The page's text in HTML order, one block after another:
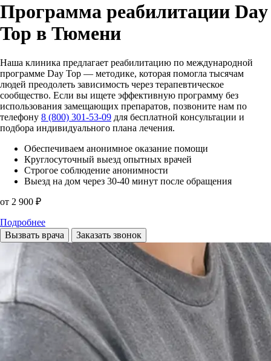
Программа реабилитации Day
Top в Тюмени
Наша клиника предлагает реабилитацию по международной
программе Day Top — методике, которая помогла тысячам
людей преодолеть зависимость через терапевтическое
сообщество. Если вы ищете эффективную программу без
использования замещающих препаратов, позвоните нам по
телефону 8 (800) 301-53-09 для бесплатной консультации и
подбора индивидуального плана лечения.
Обеспечиваем анонимное оказание помощи
Круглосуточный выезд опытных врачей
Строгое соблюдение анонимности
Выезд на дом через 30-40 минут после обращения
от 2 900 ₽
Подробнее
Вызвать врача
Заказать звонок